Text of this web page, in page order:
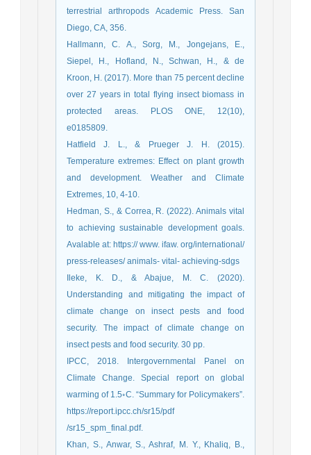
terrestrial arthropods Academic Press. San
Hallmann, C. A., Sorg, M., Jongejans, E.,
Siepel, H., Hofland, N., Schwan, H., & de
Kroon, H. (2017). More than 75 percent decline
over 27 years in total flying insect biomass in
protected areas. PLOS ONE, 12(10),
Hatfield J. L., & Prueger J. H. (2015).
Temperature extremes: Effect on plant growth
and development. Weather and Climate
Extremes, 10, 4-10.
Hedman, S., & Correa, R. (2022). Animals vital
to achieving sustainable development goals.
Avalable at: https:// www. ifaw. org/international/
press-releases/ animals- vital- achieving-sdgs
Ileke, K. D., & Abajue, M. C. (2020).
Understanding and mitigating the impact of
climate change on insect pests and food
security. The impact of climate change on
insect pests and food security. 30 pp.
IPCC, 2018. Intergovernmental Panel on
Climate Change. Special report on global
warming of 1.5◦C. “Summary for Policymakers”.
https://report.ipcc.ch/sr15/pdf
/sr15_spm_final.pdf.
Khan, S., Anwar, S., Ashraf, M. Y., Khaliq, B.,